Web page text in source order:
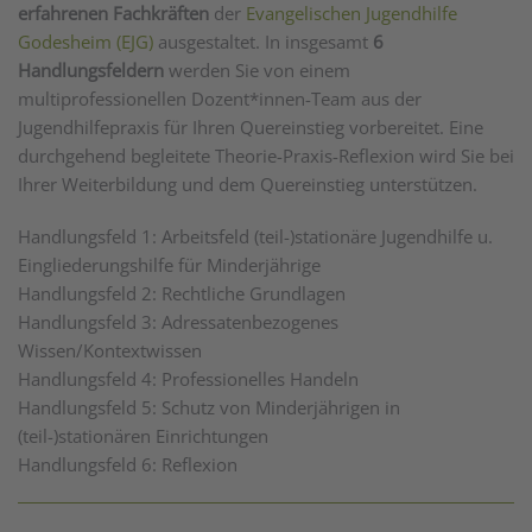
erfahrenen Fachkräften der Evangelischen Jugendhilfe
Godesheim (EJG) ausgestaltet. In insgesamt 6
Handlungsfeldern werden Sie von einem
multiprofessionellen Dozent*innen-Team aus der
Jugendhilfepraxis für Ihren Quereinstieg vorbereitet. Eine
durchgehend begleitete Theorie-Praxis-Reflexion wird Sie bei
Ihrer Weiterbildung und dem Quereinstieg unterstützen.
Handlungsfeld 1: Arbeitsfeld (teil-)stationäre Jugendhilfe u.
Eingliederungshilfe für Minderjährige
Handlungsfeld 2: Rechtliche Grundlagen
Handlungsfeld 3: Adressatenbezogenes
Wissen/Kontextwissen
Handlungsfeld 4: Professionelles Handeln
Handlungsfeld 5: Schutz von Minderjährigen in
(teil-)stationären Einrichtungen
Handlungsfeld 6: Reflexion